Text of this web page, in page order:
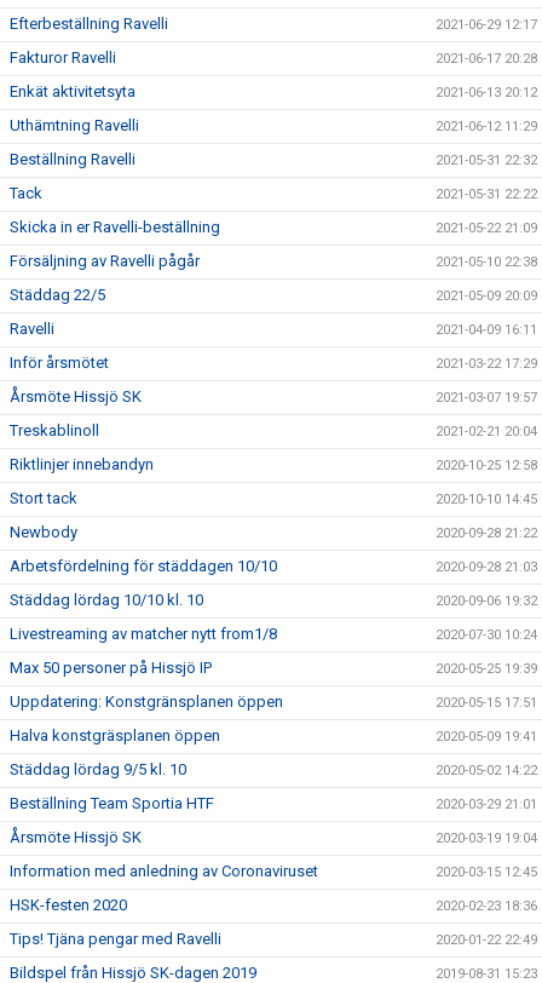
Efterbeställning Ravelli 2021-06-29 12:17
Fakturor Ravelli 2021-06-17 20:28
Enkät aktivitetsyta 2021-06-13 20:12
Uthämtning Ravelli 2021-06-12 11:29
Beställning Ravelli 2021-05-31 22:32
Tack 2021-05-31 22:22
Skicka in er Ravelli-beställning 2021-05-22 21:09
Försäljning av Ravelli pågår 2021-05-10 22:38
Städdag 22/5 2021-05-09 20:09
Ravelli 2021-04-09 16:11
Inför årsmötet 2021-03-22 17:29
Årsmöte Hissjö SK 2021-03-07 19:57
Treskablinoll 2021-02-21 20:04
Riktlinjer innebandyn 2020-10-25 12:58
Stort tack 2020-10-10 14:45
Newbody 2020-09-28 21:22
Arbetsfördelning för städdagen 10/10 2020-09-28 21:03
Städdag lördag 10/10 kl. 10 2020-09-06 19:32
Livestreaming av matcher nytt from1/8 2020-07-30 10:24
Max 50 personer på Hissjö IP 2020-05-25 19:39
Uppdatering: Konstgränsplanen öppen 2020-05-15 17:51
Halva konstgräsplanen öppen 2020-05-09 19:41
Städdag lördag 9/5 kl. 10 2020-05-02 14:22
Beställning Team Sportia HTF 2020-03-29 21:01
Årsmöte Hissjö SK 2020-03-19 19:04
Information med anledning av Coronaviruset 2020-03-15 12:45
HSK-festen 2020 2020-02-23 18:36
Tips! Tjäna pengar med Ravelli 2020-01-22 22:49
Bildspel från Hissjö SK-dagen 2019 2019-08-31 15:23